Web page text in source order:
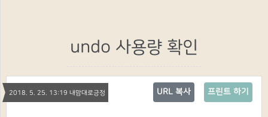
undo 사용량 확인
2018. 5. 25. 13:19 내맘대로긍정 프린트 하기
URL 복사